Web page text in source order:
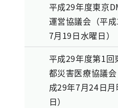
平成29年度東京
運営協議会（平
7月19日水曜日）
平成29年度第1回
都災害医療協議
成29年7月24日月
日）